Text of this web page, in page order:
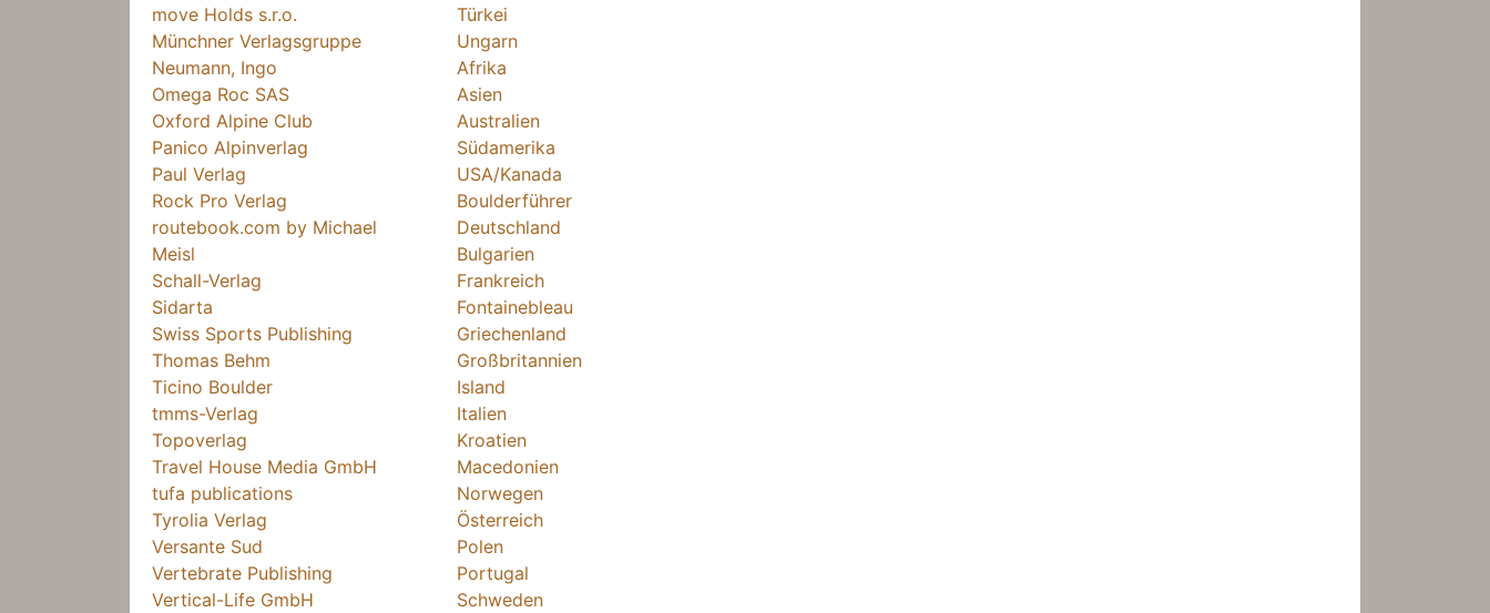
move Holds s.r.o.
Münchner Verlagsgruppe
Neumann, Ingo
Omega Roc SAS
Oxford Alpine Club
Panico Alpinverlag
Paul Verlag
Rock Pro Verlag
routebook.com by Michael
Meisl
Schall-Verlag
Sidarta
Swiss Sports Publishing
Thomas Behm
Ticino Boulder
tmms-Verlag
Topoverlag
Travel House Media GmbH
tufa publications
Tyrolia Verlag
Versante Sud
Vertebrate Publishing
Vertical-Life GmbH
Türkei
Ungarn
Afrika
Asien
Australien
Südamerika
USA/Kanada
Boulderführer
Deutschland
Bulgarien
Frankreich
Fontainebleau
Griechenland
Großbritannien
Island
Italien
Kroatien
Macedonien
Norwegen
Österreich
Polen
Portugal
Schweden